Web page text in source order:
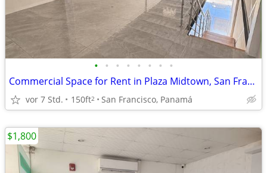
• • • • • • • •
Commercial Space for Rent in Plaza Midtown, San Francisco. EAR
vor 7 Std. 150ft2 San Francisco, Panamá
$1,800